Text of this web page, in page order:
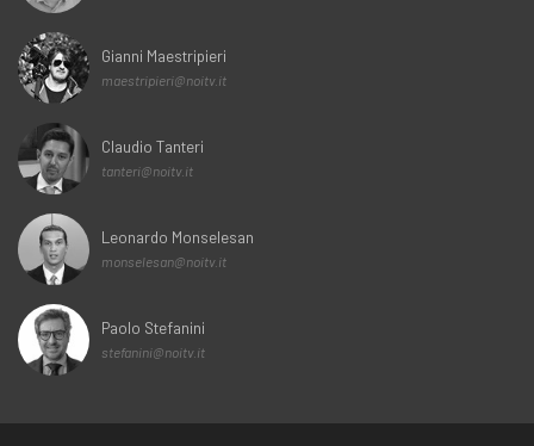
Gianni Maestripieri
maestripieri@noitv.it
Claudio Tanteri
tanteri@noitv.it
Leonardo Monselesan
monselesan@noitv.it
Paolo Stefanini
stefanini@noitv.it